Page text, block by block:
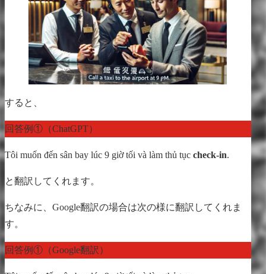
すると、
回答例①（ChatGPT）
Tôi muốn đến sân bay lúc 9 giờ tối và làm thủ tục check-in.
と翻訳してくれます。
ちなみに、Google翻訳の場合は次の様に翻訳してくれま
す。
回答例①（Google翻訳）